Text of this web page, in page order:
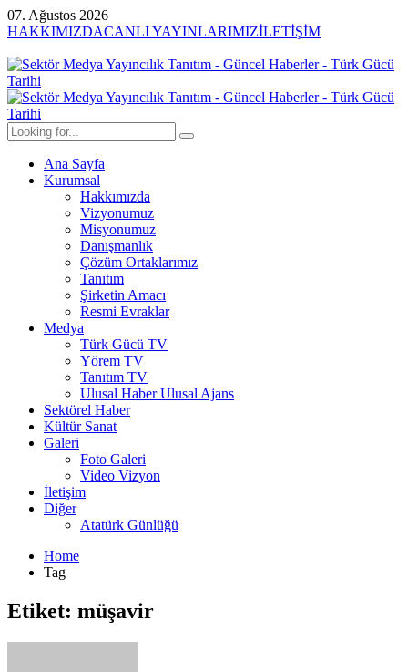
07. Ağustos 2026
HAKKIMIZDACANLI YAYINLARIMIZİLETİŞİM
Ana Sayfa
Kurumsal
Hakkımızda
Vizyonumuz
Misyonumuz
Danışmanlık
Çözüm Ortaklarımız
Tanıtım
Şirketin Amacı
Resmi Evraklar
Medya
Türk Gücü TV
Yörem TV
Tanıtım TV
Ulusal Haber Ulusal Ajans
Sektörel Haber
Kültür Sanat
Galeri
Foto Galeri
Video Vizyon
İletişim
Diğer
Atatürk Günlüğü
Home
Tag
Etiket: müşavir